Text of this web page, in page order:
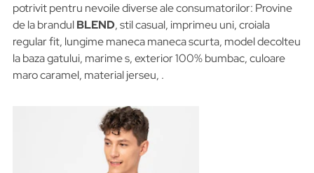
potrivit pentru nevoile diverse ale consumatorilor: Provine
de la brandulBLEND, stil casual, imprimeu uni, croiala
regular fit, lungime maneca maneca scurta, model decolteu
la baza gatului, marime s, exterior 100% bumbac, culoare
maro caramel, material jerseu, .